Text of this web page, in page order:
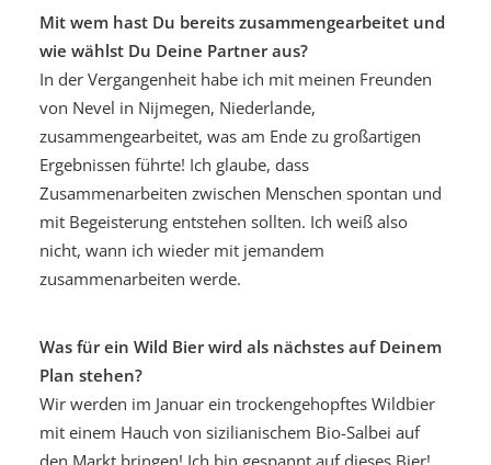
Mit wem hast Du bereits zusammengearbeitet und
wie wählst Du Deine Partner aus?
In der Vergangenheit habe ich mit meinen Freunden
von Nevel in Nijmegen, Niederlande,
zusammengearbeitet, was am Ende zu großartigen
Ergebnissen führte! Ich glaube, dass
Zusammenarbeiten zwischen Menschen spontan und
mit Begeisterung entstehen sollten. Ich weiß also
nicht, wann ich wieder mit jemandem
zusammenarbeiten werde.
Was für ein Wild Bier wird als nächstes auf Deinem
Plan stehen?
Wir werden im Januar ein trockengehopftes Wildbier
mit einem Hauch von sizilianischem Bio-Salbei auf
den Markt bringen! Ich bin gespannt auf dieses Bier!